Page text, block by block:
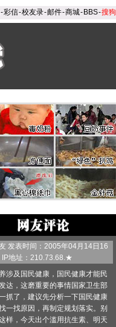
-彩信-校友录-邮件-商城- BBS-搜狗
发表时间：2005年04月14日16
IP地址：210.73.68.★
涉及国民健康，国民健康才能民
达，这磨重要的事情国家卫生部
抓了，建议先分析一下国民健康
一找原因，再制定规划落实。别
样，今天出个滥用抗生素、明天